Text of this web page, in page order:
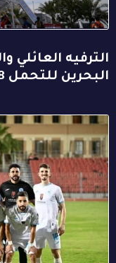
الترفيه العائلي
البحرين للتحمل 8 ساعات